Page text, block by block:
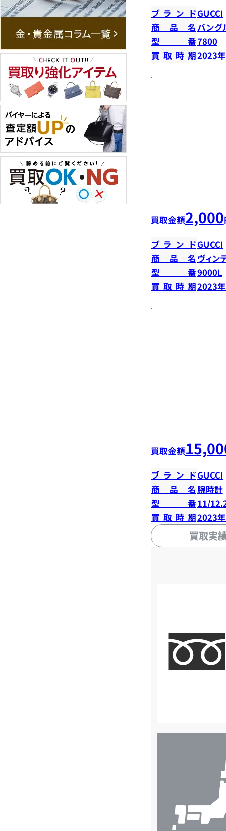
ブランドGUCCI
商品名 バング
型番7800
買取時期2023
買取金額2,000
ブランドGUCCI
商品名 ヴィン
型番9000L
買取時期2023
買取金額
ブランドGUCCI
商品名 腕時計
型番11/
買取時期2023
買取実